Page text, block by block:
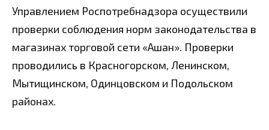
Управлением Роспотребнадзора осуществили
проверки соблюдения норм законодательства в
магазинах торговой сети «Ашан». Проверки
проводились в Красногорском, Ленинском,
Мытищинском, Одинцовском и Подольском
районах.